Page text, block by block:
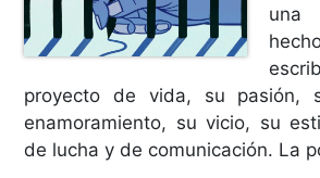
una
proyecto de vida, su pasión,
enamoramiento, su vicio, su
de lucha y de comunicación. La